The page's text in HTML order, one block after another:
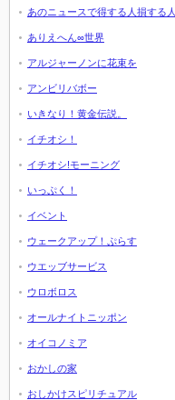
あのニュースで得する人損する人
ありえへん∞世界
アルジャーノンに花束を
アンビリバボー
いきなり！黄金伝説。
イチオシ！
イチオシ!モーニング
いっぷく！
イベント
ウェークアップ！ぷらす
ウエッブサービス
ウロボロス
オールナイトニッポン
オイコノミア
おかしの家
おしかけスピリチュアル